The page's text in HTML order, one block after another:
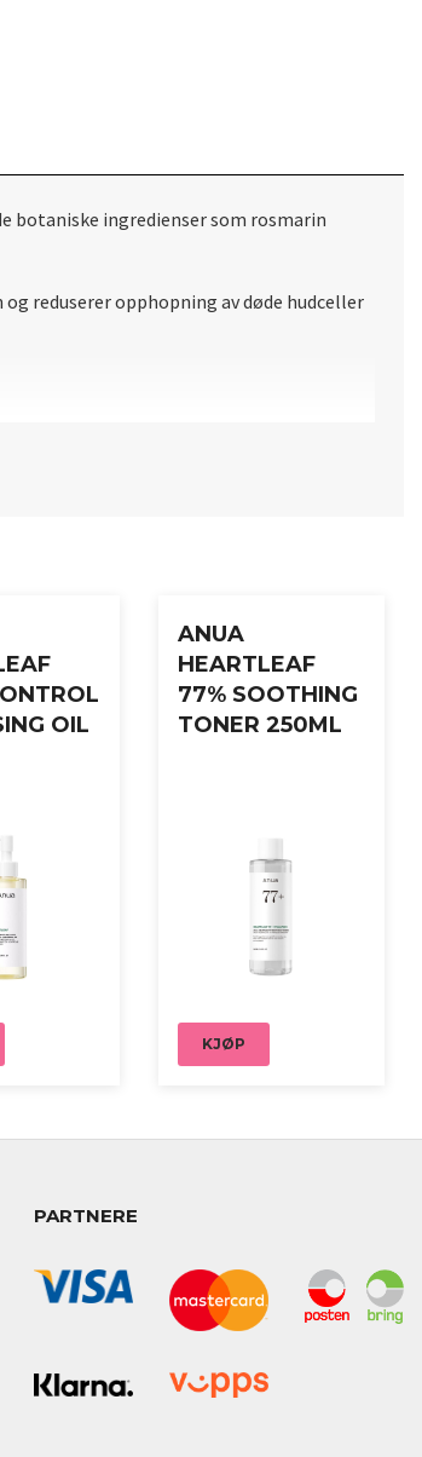
botaniske ingredienser som rosmarin
reduserer opphopning av døde hudceller
OIL
ANUA
HEARTLEAF
77% SOOTHING
TONER 250ML
KJØP
PARTNERE